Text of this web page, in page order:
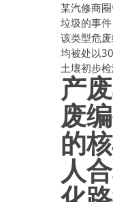
某汽修商
垃圾的事
该类型危
均被处以
土壤初步检
产
废
的
人